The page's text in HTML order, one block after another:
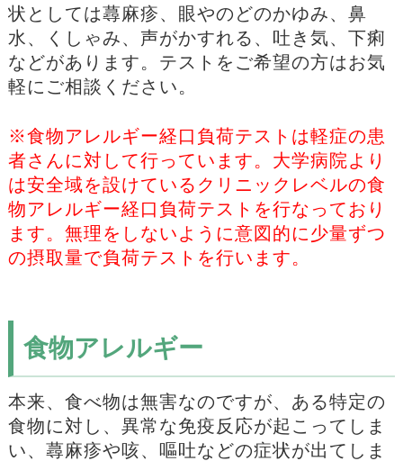
状としては蕁麻疹、眼やのどのかゆみ、鼻
水、くしゃみ、声がかすれる、吐き気、下痢
などがあります。テストをご希望の方はお気
軽にご相談ください。
※食物アレルギー経口負荷テストは軽症の患
者さんに対して行っています。大学病院より
は安全域を設けているクリニックレベルの食
物アレルギー経口負荷テストを行なっており
ます。無理をしないように意図的に少量ずつ
の摂取量で負荷テストを行います。
食物アレルギー
本来、食べ物は無害なのですが、ある特定の
食物に対し、異常な免疫反応が起こってしま
い、蕁麻疹や咳、嘔吐などの症状が出てしま